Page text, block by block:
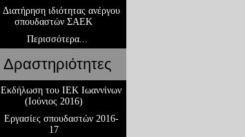
Διατήρηση ιδιότητας ανέργου
σπουδαστών ΣΑΕΚ
Περισσότερα...
Δραστηριότητες
Εκδήλωση του ΙΕΚ Ιωαννίνων
(Ιούνιος 2016)
Εργασίες σπουδαστών 2016-
17